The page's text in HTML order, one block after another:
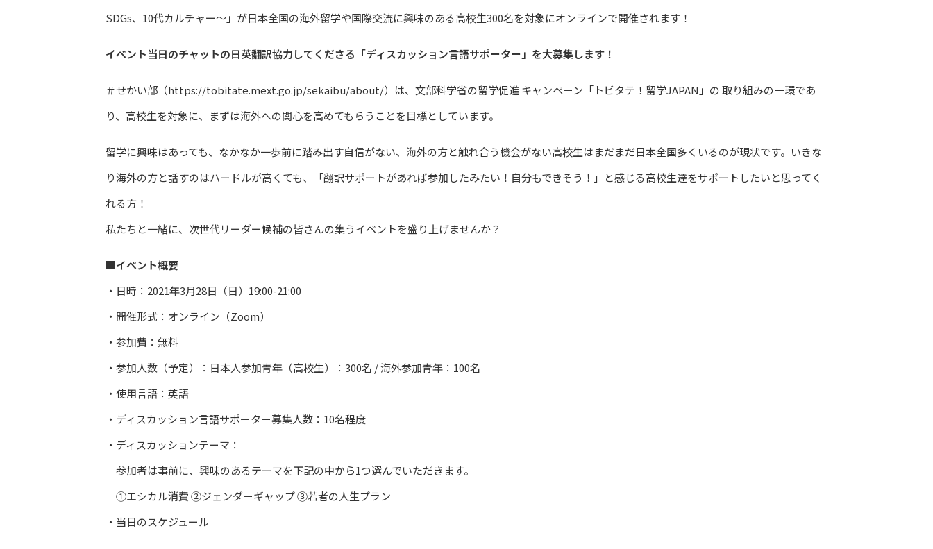
SDGs、10代カルチャー〜」が日本全国の海外留学や国際交流に興味のある高校生300名を対象にオンラインで開催されます！
イベント当日のチャットの日英翻訳協力してくださる「ディスカッション言語サポーター」を大募集します！
＃せかい部（https://tobitate.mext.go.jp/sekaibu/about/）は、文部科学省の留学促進 キャンペーン「トビタテ！留学JAPAN」の 取り組みの一環であ
り、高校生を対象に、まずは海外への関心を高めてもらうことを目標としています。
留学に興味はあっても、なかなか一歩前に踏み出す自信がない、海外の方と触れ合う機会がない高校生はまだまだ日本全国多くいるのが現状です。いきな
り海外の方と話すのはハードルが高くても、「翻訳サポートがあれば参加したみたい！自分もできそう！」と感じる高校生達をサポートしたいと思ってく
れる方！
私たちと一緒に、次世代リーダー候補の皆さんの集うイベントを盛り上げませんか？
■イベント概要
・日時：2021年3月28日（日）19:00-21:00
・開催形式：オンライン（Zoom）
・参加費：無料
・参加人数（予定）：日本人参加青年（高校生）：300名 / 海外参加青年：100名
・使用言語：英語
・ディスカッション言語サポーター募集人数：10名程度
・ディスカッションテーマ：
参加者は事前に、興味のあるテーマを下記の中から1つ選んでいただきます。
①エシカル消費 ②ジェンダーギャップ ③若者の人生プラン
・当日のスケジュール